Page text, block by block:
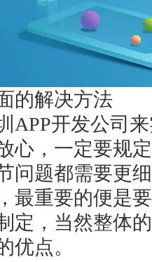
的解决方法
APP开发公司
心，一定要规
问题都需要更
最重要的便是
定，当然整体
优点。